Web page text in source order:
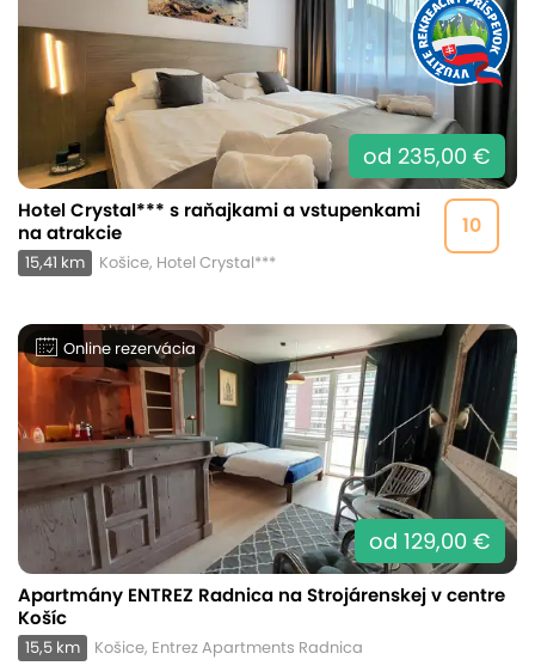
od 235,00 €
10
Hotel Crystal*** s raňajkami a vstupenkami
na atrakcie
15,41 km Košice, Hotel Crystal***
Online rezervácia
od 129,00 €
Apartmány ENTREZ Radnica na Strojárenskej v centre
Košíc
15,5 km Košice, Entrez Apartments Radnica